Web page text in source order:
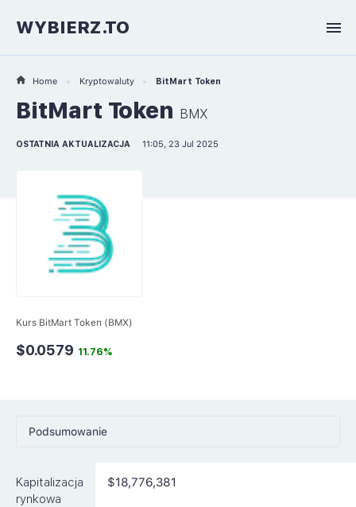
WYBIERZ.TO
Home Kryptowaluty BitMart Token
BitMart Token BMX
OSTATNIA AKTUALIZACJA 11:05, 23 Jul 2025
Kurs BitMart Token (BMX)
$0.0579 11.76%
Podsumowanie
Rynki
Kapitalizacja
rynkowa
$18,776,381